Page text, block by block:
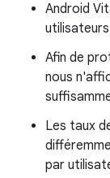
Android
Afin de
nous
Les taux
par